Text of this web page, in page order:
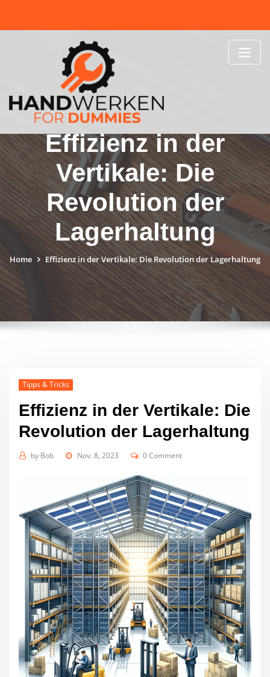
content
Effizienz in der
Vertikale: Die
Revolution der
Lagerhaltung
Home Effizienz in der Vertikale: Die Revolution der Lagerhaltung
Tipps & Tricks
Effizienz in der Vertikale: Die
Revolution der Lagerhaltung
by Bob Nov. 8, 2023 0 Comment